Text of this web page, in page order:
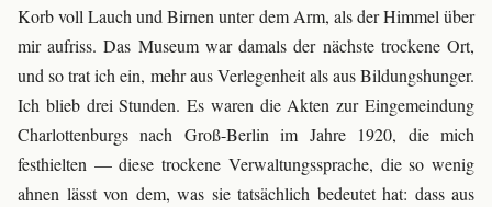
Korb voll Lauch und Birnen unter dem Arm, als der Himmel über
mir aufriss. Das Museum war damals der nächste trockene Ort,
und so trat ich ein, mehr aus Verlegenheit als aus Bildungshunger.
Ich blieb drei Stunden. Es waren die Akten zur Eingemeindung
Charlottenburgs nach Groß-Berlin im Jahre 1920, die mich
festhielten — diese trockene Verwaltungssprache, die so wenig
ahnen lässt von dem, was sie tatsächlich bedeutet hat: dass aus